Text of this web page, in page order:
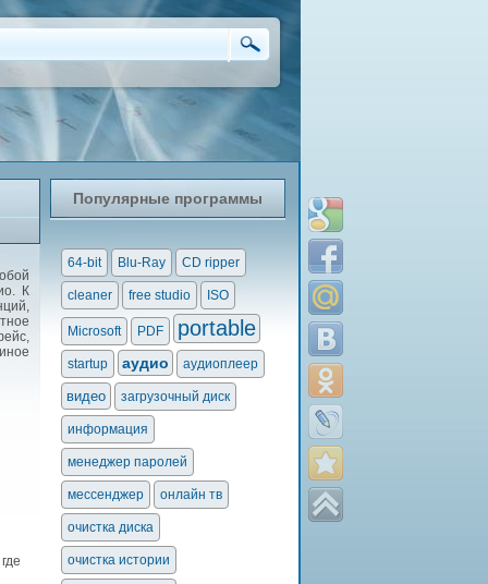
К
Популярные программы
64-bit Blu-Ray CD ripper
cleaner free studio ISO
Microsoft PDF portable
startup аудио аудиоплеер
видео загрузочный диск
информация
менеджер паролей
мессенджер онлайн тв
очистка диска
очистка истории